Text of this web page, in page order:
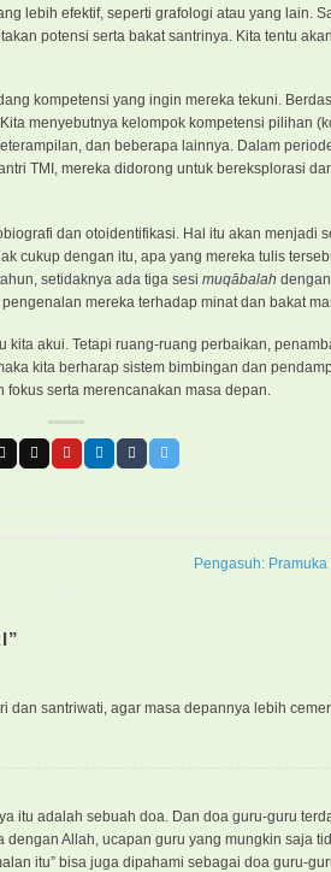
lebih efektif, seperti grafologi atau yang lain.
potensi serta bakat santrinya. Kita tentu
kompetensi yang ingin mereka tekuni.
menyebutnya kelompok kompetensi pilihan
dan beberapa lainnya. Dalam
TMI, mereka didorong untuk bereksplorasi
dan otoidentifikasi. Hal itu akan menjadi
cukup dengan itu, apa yang mereka tulis
setidaknya ada tiga sesi muqābalah
mereka terhadap minat dan bakat
akui. Tetapi ruang-ruang perbaikan,
kita berharap sistem bimbingan dan
serta merencanakan masa depan.
Pengasuh:
”
dan santriwati, agar masa depannya lebih
itu adalah sebuah doa. Dan doa guru-guru
Allah, ucapan guru yang mungkin saja
itu” bisa juga dipahami sebagai doa guru-